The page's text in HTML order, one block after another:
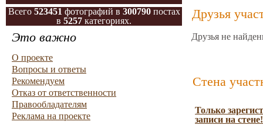
Всего 523451 фотографий в 300790постах
в 5257 категориях.
Это важно
О проекте
Вопросы и ответы
Рекомендуем
Отказ от ответственности
Правообладателям
Реклама на проекте
Друзья
Друзья не
Стена
Только
записи на стене!